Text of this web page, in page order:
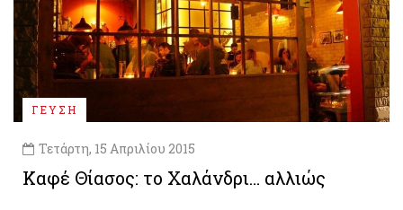
ΓΕΥΣΗ
Τετάρτη, 15 Απριλίου 2015
Καφέ Θίασος: το Χαλάνδρι… αλλιώς